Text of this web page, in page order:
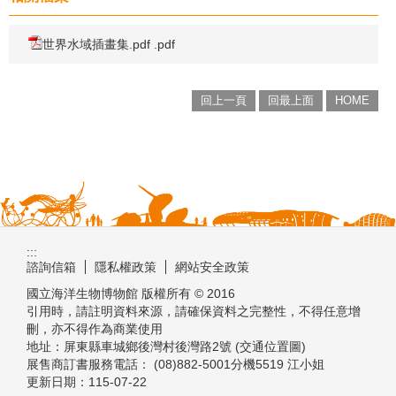
世界水域插畫集.pdf .pdf
回上一頁 回最上面 HOME
:::
諮詢信箱
隱私權政策
網站安全政策
國立海洋生物博物館 版權所有 © 2016
引用時，請註明資料來源，請確保資料之完整性，不得任意增
刪，亦不得作為商業使用
地址：屏東縣車城鄉後灣村後灣路2號 (交通位置圖)
展售商訂書服務電話： (08)882-5001分機5519 江小姐
更新日期： 115-07-22